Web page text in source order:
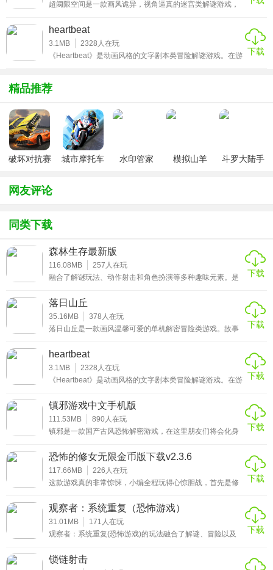
超阈限空间是一款画风诡异，视角逼真的迷宫类解谜游戏，
解开它们获得下一个关卡的邀请券，就必须从纵深与透视的
模糊关系下手，探索这个不可思议的世界，解决看似无解的
难题。
heartbeat
3.1MB 2328 人在玩
《Heartbeat》是动画风格的文字剧本类冒险解谜游戏。在游
本平静的生活带来了毁灭性的灾难，你也逃不掉。
下载
精品推荐
破坏对抗赛
城市摩托车
水印管家
模拟山羊
斗罗大陆手
网友评论
同类下载
森林生存最新版
116.08MB 257 人在玩
融合了解谜玩法、动作射击和角色扮演等多种趣味元素。是
擎场景，带给您真实的画面环境和背景配音，玩家将在这阴
森恐怖的城市中，探索属于你的秘密。超现实的游戏，容纳
了当今世界所有未解之谜，让你觉得自己身处一个恐怖的第
三世界。感兴趣的小伙伴千万不要错过这款森林生存最新版
下载
落日山丘
35.16MB 378 人在玩
落日山丘是一款画风温馨可爱的单机解密冒险类游戏。故事
所见所闻，你将会与他一起踏上探望昔日战友的旅程，在路
上会遇到各种有趣的人和事，通过解决谜题的方式，逐渐体
会到生活的百态。
下载
heartbeat
3.1MB 2328 人在玩
《Heartbeat》是动画风格的文字剧本类冒险解谜游戏。在游
体和器官可以被机器取代，但突如其来的电子病毒给人们原
本平静的生活带来了毁灭性的灾难，你也逃不掉。
下载
镇邪游戏中文手机版
111.53MB 890人在玩
镇邪是一款国产古风恐怖解密游戏，在这里朋友们将会化身
拟真的世界中你可以通过主人公的视角去自由的进行探索，
通过各种解谜来推动剧情的发展，并从中挖掘出关于这个古
老地方的神秘过往。
下载
恐怖的修女无限金币版下载v2.3.6
117.66MB 226 人在玩
这款游戏真的非常惊悚，小编全程玩得心惊胆战，首先是修
要你不小心碰到柜子墙壁之类的东西，修女就会来追你了，
而且还是拿着刀啊榔头啊之类的工具追你，画面实在太真实
了，搭配着诡异刺激的音效，玩家的代入感简直不要太强。
小编测试的时候，由于惊吓过度，实在没那个胆子玩到结
下载
观察者：系统重复（恐怖游戏）
31.01MB 171 人在玩
观察者：系统重复(恐怖游戏)的玩法融合了解谜、冒险以及
是一个特殊的心理侦探，时刻保持清醒，利用自己的能力，
通过梦境来窃取人内心的秘密，利用把找到的秘密和线索连
下载
锁链射击